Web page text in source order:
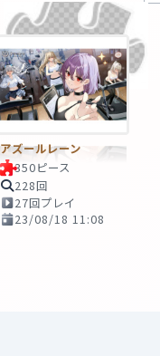
アズールレーン
350ピース
228回
27回プレイ
23/08/18 11:08